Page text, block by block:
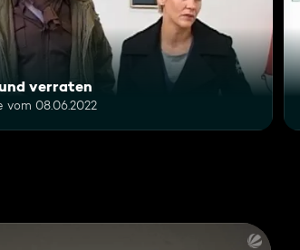
verraten
vom 08.06.2022